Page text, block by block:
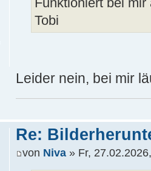
Tobi
Leider nein, bei mir
Re:
von Niva » Fr,